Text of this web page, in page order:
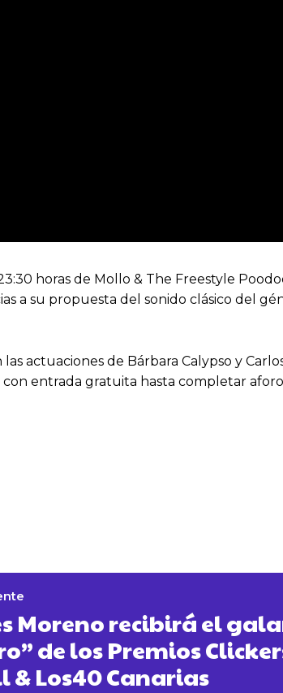
horas de Mollo & The Freestyle
a su propuesta del sonido clásico del
actuaciones de Bárbara Calypso y
con entrada gratuita hasta completar
Moreno recibirá el
de los Premios
& Los40 Canarias